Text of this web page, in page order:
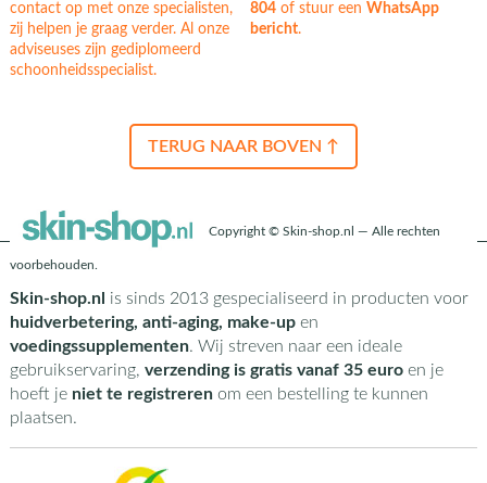
contact op met onze specialisten,
zij helpen je graag verder. Al onze
adviseuses zijn gediplomeerd
schoonheidsspecialist.
804 of stuur eenWhatsApp
bericht.
TERUG NAAR BOVEN ↑
Copyright © Skin-shop.nl — Alle rechten
voorbehouden.
Skin-shop.nl is sinds 2013 gespecialiseerd in producten voor
huidverbetering, anti-aging, make-upen
voedingssupplementen. Wij streven naar een ideale
gebruikservaring, verzending is gratis vanaf 35 euroen je
hoeft je niet te registrerenom een bestelling te kunnen
plaatsen.